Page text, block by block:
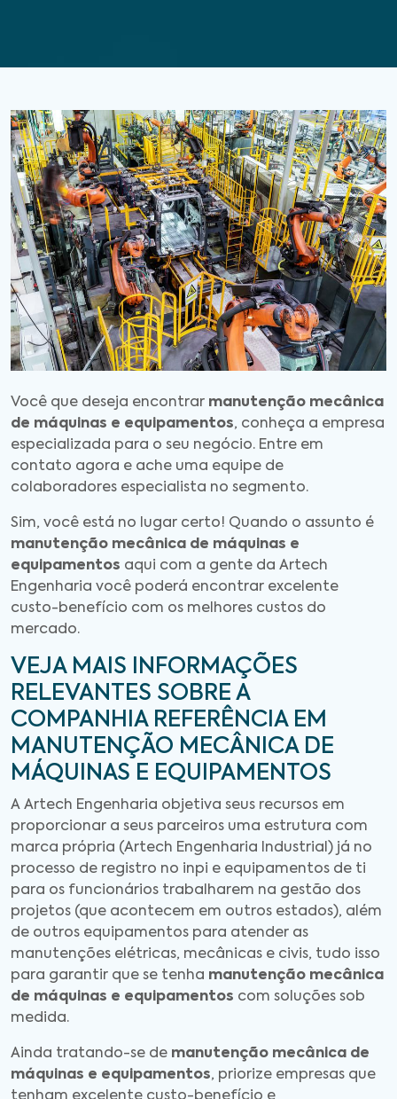
Você que deseja encontrar manutenção mecânica
de máquinas e equipamentos, conheça a empresa
especializada para o seu negócio. Entre em
contato agora e ache uma equipe de
colaboradores especialista no segmento.
Sim, você está no lugar certo! Quando o assunto é
manutenção mecânica de máquinas e
equipamentos aqui com a gente da Artech
Engenharia você poderá encontrar excelente
custo-benefício com os melhores custos do
mercado.
VEJA MAIS INFORMAÇÕES
RELEVANTES SOBRE A
COMPANHIA REFERÊNCIA EM
MANUTENÇÃO MECÂNICA DE
MÁQUINAS E EQUIPAMENTOS
A Artech Engenharia objetiva seus recursos em
proporcionar a seus parceiros uma estrutura com
marca própria (Artech Engenharia Industrial) já no
processo de registro no inpi e equipamentos de ti
para os funcionários trabalharem na gestão dos
projetos (que acontecem em outros estados), além
de outros equipamentos para atender as
manutenções elétricas, mecânicas e civis, tudo isso
para garantir que se tenha manutenção mecânica
de máquinas e equipamentos com soluções sob
medida.
Ainda tratando-se de manutenção mecânica de
máquinas e equipamentos, priorize empresas que